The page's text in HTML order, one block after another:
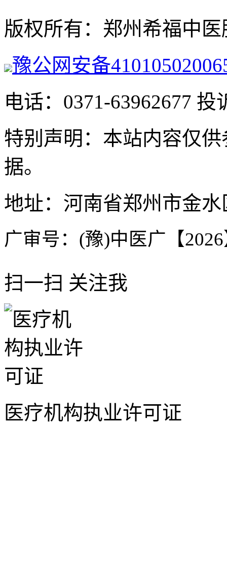
版权所有：郑州希福中
豫公网安备
电话：0371-63962677 投
特别声明：本站内容仅
据。
地址：河南省郑州市金
广审号：(豫)中医广【
扫一扫 关注我
医疗机构执业许可证